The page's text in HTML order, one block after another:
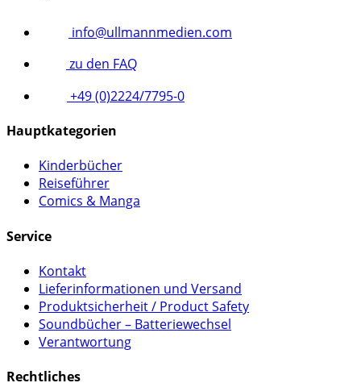
info@ullmannmedien.com
zu den FAQ
+49 (0)2224/7795-0
Hauptkategorien
Kinderbücher
Reiseführer
Comics & Manga
Service
Kontakt
Lieferinformationen und Versand
Produktsicherheit / Product Safety
Soundbücher – Batteriewechsel
Verantwortung
Rechtliches